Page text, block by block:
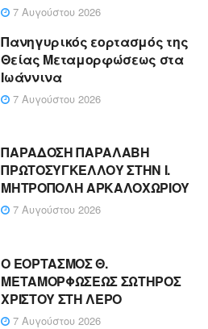
7 Αυγούστου 2026
Πανηγυρικός εορτασμός της
Θείας Μεταμορφώσεως στα
Ιωάννινα
7 Αυγούστου 2026
ΠΑΡΑΔΟΣΗ ΠΑΡΑΛΑΒΗ
ΠΡΩΤΟΣΥΓΚΕΛΛΟΥ ΣΤΗΝ Ι.
ΜΗΤΡΟΠΟΛΗ ΑΡΚΑΛΟΧΩΡΙΟΥ
7 Αυγούστου 2026
Ο ΕΟΡΤΑΣΜΟΣ Θ.
ΜΕΤΑΜΟΡΦΩΣΕΩΣ ΣΩΤΗΡΟΣ
ΧΡΙΣΤΟΥ ΣΤΗ ΛΕΡΟ
7 Αυγούστου 2026